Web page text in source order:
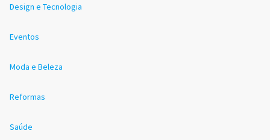
Design e Tecnologia
Eventos
Moda e Beleza
Reformas
Saúde